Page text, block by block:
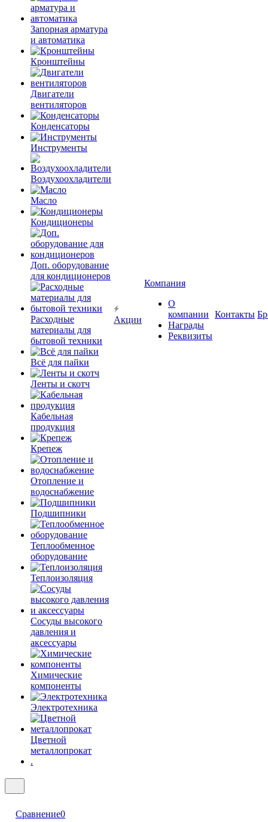
Запорная арматура
и автоматика
Кронштейны
Двигатели
вентиляторов
Конденсаторы
Инструменты
Воздухоохладители
Масло
Кондиционеры
Доп. оборудование
для кондиционеров
Расходные
материалы для
бытовой техники
Всё для пайки
Ленты и скотч
Кабельная
продукция
Крепеж
Отопление и
водоснабжение
Подшипники
Теплообменное
оборудование
Теплоизоляция
Сосуды высокого
давления и
аксессуары
Химические
компоненты
Электротехника
Цветной
металлопрокат
.
Акции
Компания
О
компании
Награды
Реквизиты
Контакты
Сравнение0